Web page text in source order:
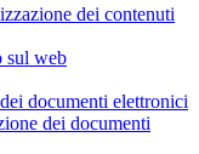
dei contenuti
sul web
documenti elettronici
dei documenti